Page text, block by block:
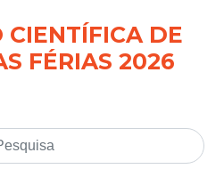
CIENTÍFICA DE
FÉRIAS 2026